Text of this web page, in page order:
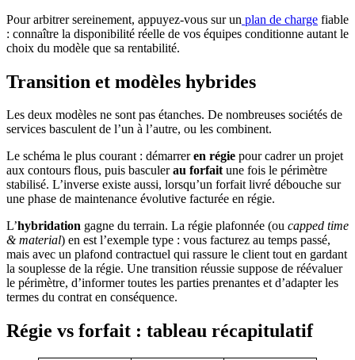
Pour arbitrer sereinement, appuyez-vous sur un plan de charge fiable
: connaître la disponibilité réelle de vos équipes conditionne autant le
choix du modèle que sa rentabilité.
Transition et modèles hybrides
Les deux modèles ne sont pas étanches. De nombreuses sociétés de
services basculent de l’un à l’autre, ou les combinent.
Le schéma le plus courant : démarreren régie pour cadrer un projet
aux contours flous, puis basculerau forfaitune fois le périmètre
stabilisé. L’inverse existe aussi, lorsqu’un forfait livré débouche sur
une phase de maintenance évolutive facturée en régie.
L’hybridation gagne du terrain. La régie plafonnée (ou capped time
& material) en est l’exemple type : vous facturez au temps passé,
mais avec un plafond contractuel qui rassure le client tout en gardant
la souplesse de la régie. Une transition réussie suppose de réévaluer
le périmètre, d’informer toutes les parties prenantes et d’adapter les
termes du contrat en conséquence.
Régie vs forfait : tableau récapitulatif